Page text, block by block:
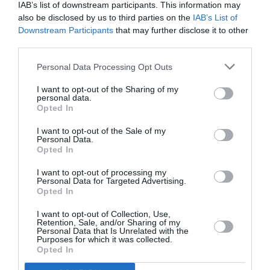
IAB’s list of downstream participants. This information may
also be disclosed by us to third parties on the IAB’s List of
Downstream Participants that may further disclose it to other
Personal Data Processing Opt Outs
I want to opt-out of the Sharing of my
personal data.
Opted In
I want to opt-out of the Sale of my
Personal Data.
Opted In
I want to opt-out of processing my
Personal Data for Targeted Advertising.
Opted In
I want to opt-out of Collection, Use,
Retention, Sale, and/or Sharing of my
Personal Data that Is Unrelated with the
Purposes for which it was collected.
Opted In
Meline erica commenté :
6 janvier 2017 - 13 h 52 min
et que devient y’aura t’il la création de nouvelles lignes
Aériennes depuis l’aéroport Tlp et ceux a l’année EXEMPLE
bebera commenté :
6 janvier 2017 - 16 h 23
min
pourriez vous la reformuler svp ?
bernea commenté :